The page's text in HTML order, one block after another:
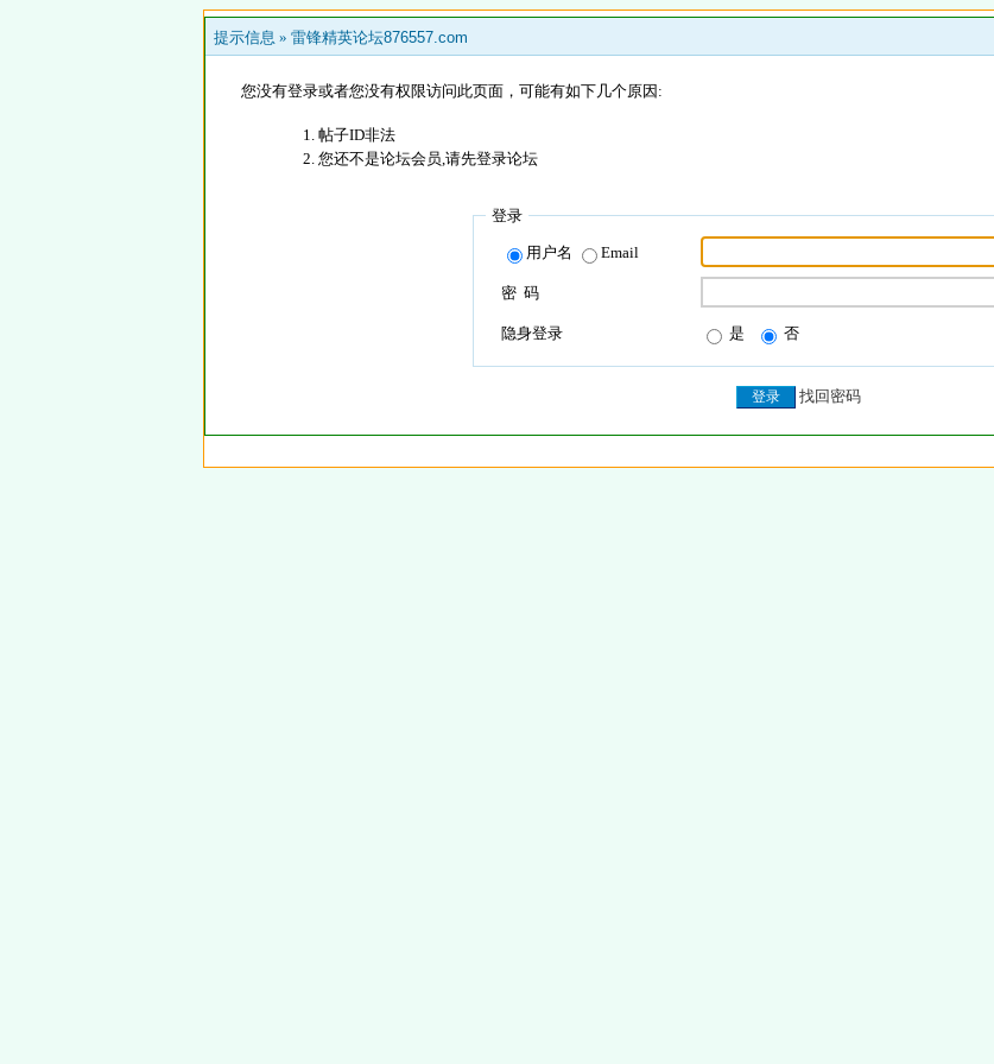
提示信息 » 雷锋精英论坛876557.com
您没有登录或者您没有权限访问此页面，可能有如下几个原因:
帖子ID非法
您还不是论坛会员,请先登录论坛
登录
用户名 Email
密 码
隐身登录 是 否
找回密码